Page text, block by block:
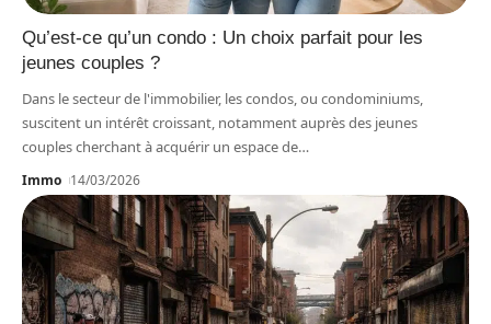
Qu’est-ce qu’un condo : Un choix parfait pour les
jeunes couples ?
Dans le secteur de l'immobilier, les condos, ou condominiums,
suscitent un intérêt croissant, notamment auprès des jeunes
couples cherchant à acquérir un espace de…
Immo 14/03/2026